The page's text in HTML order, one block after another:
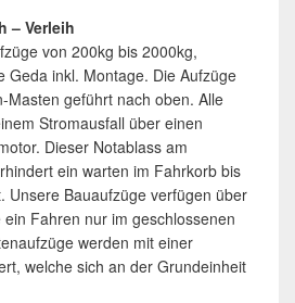
– Verleih
von 200kg bis 2000kg,
Geda inkl. Montage. Die Aufzüge
Masten geführt nach oben. Alle
Stromausfall über einen
Dieser Notablass am
ein warten im Fahrkorb bis
Unsere Bauaufzüge verfügen über
Fahren nur im geschlossenen
werden mit einer
welche sich an der Grundeinheit